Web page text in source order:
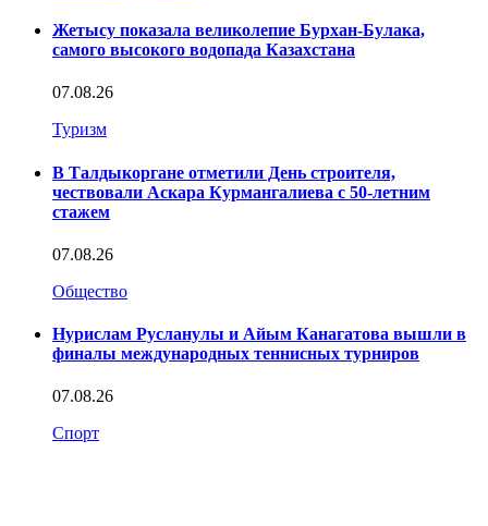
Жетысу показала великолепие Бурхан-Булака,
самого высокого водопада Казахстана
07.08.26
Туризм
В Талдыкоргане отметили День строителя,
чествовали Аскара Курмангалиева с 50-летним
стажем
07.08.26
Общество
Нурислам Русланулы и Айым Канагатова вышли в
финалы международных теннисных турниров
07.08.26
Спорт